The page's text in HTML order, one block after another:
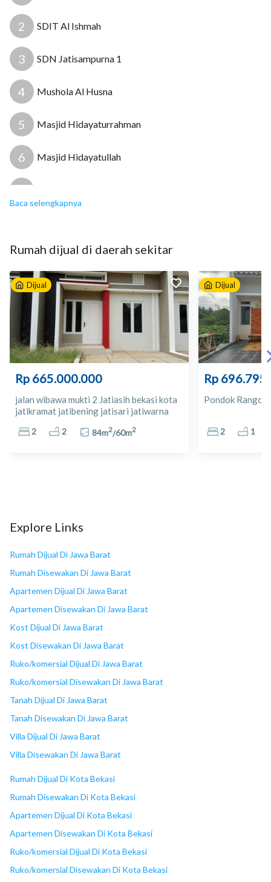
Sumber air: Jetpump
Apakah mobil masuk? Masuk mobil Jalan lebar
Bebas banjir? Bebas banjir
2 SDIT Al Ishmah
3 SDN Jatisampurna 1
4 Mushola Al Husna
5 Masjid Hidayaturrahman
6 Masjid Hidayatullah
7
9 Klinik Medika Kranggan
10 Giant
Giant Ekpres Kranggan
12 SUPERINDO Plaza Cibubur
13 Toko Obat Mamah Kaka
14 Apoteh Ramahwati
18 Cibubur Junction
Baca selengkapnya
Rumah dijual di daerah sekitar
Dijual
Rp 665.000.000
jalan wibawa mukti 2 Jatiasih bekasi kota
jatikramat jatibening jatisari jatiwarna
2 2 84m2/60m2
Dijual
Rp
Pondok
2 1
Explore Links
Rumah Dijual Di Jawa Barat
Rumah Disewakan Di Jawa Barat
Apartemen Dijual Di Jawa Barat
Apartemen Disewakan Di Jawa Barat
Kost Dijual Di Jawa Barat
Kost Disewakan Di Jawa Barat
Ruko/komersial Dijual Di Jawa Barat
Ruko/komersial Disewakan Di Jawa Barat
Tanah Dijual Di Jawa Barat
Tanah Disewakan Di Jawa Barat
Villa Dijual Di Jawa Barat
Villa Disewakan Di Jawa Barat
Rumah Dijual Di Kota Bekasi
Rumah Disewakan Di Kota Bekasi
Apartemen Dijual Di Kota Bekasi
Apartemen Disewakan Di Kota Bekasi
Ruko/komersial Dijual Di Kota Bekasi
Ruko/komersial Disewakan Di Kota Bekasi